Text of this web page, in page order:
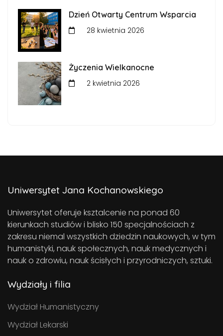
Dzień Otwarty Centrum Wsparcia
28 kwietnia 2026
Życzenia Wielkanocne
2 kwietnia 2026
Uniwersytet Jana Kochanowskiego
Uniwersytet oferuje ksztalcenie na ponad 60
kierunkach studiów i blisko 150 specjalnościach z
zakresu niemal wszystkich dziedzin naukowych, w tym
humanistyki, nauk społecznych, nauk medycznych i
nauk o zdrowiu, nauk ścisłych i przyrodniczych, sztuki.
Wydziały i filia
Wydział Humanistyczny
Wydział Lekarski